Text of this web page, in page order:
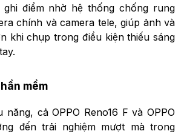
ghi điểm nhờ hệ thống chống rung
chính và camera tele, giúp ảnh và
khi chụp trong điều kiện thiếu sáng
mềm
năng, cả OPPO Reno16 F và OPPO
đến trải nghiệm mượt mà trong